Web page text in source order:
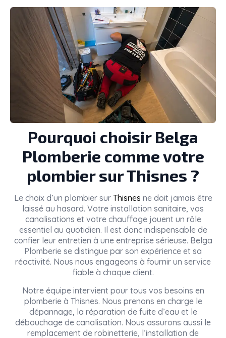
Pourquoi choisir Belga
Plomberie comme votre
plombier sur Thisnes ?
Le choix d’un plombier sur Thisnes ne doit jamais être
laissé au hasard. Votre installation sanitaire, vos
canalisations et votre chauffage jouent un rôle
essentiel au quotidien. Il est donc indispensable de
confier leur entretien à une entreprise sérieuse. Belga
Plomberie se distingue par son expérience et sa
réactivité. Nous nous engageons à fournir un service
fiable à chaque client.
Notre équipe intervient pour tous vos besoins en
plomberie à Thisnes. Nous prenons en charge le
dépannage, la réparation de fuite d’eau et le
débouchage de canalisation. Nous assurons aussi le
remplacement de robinetterie, l’installation de